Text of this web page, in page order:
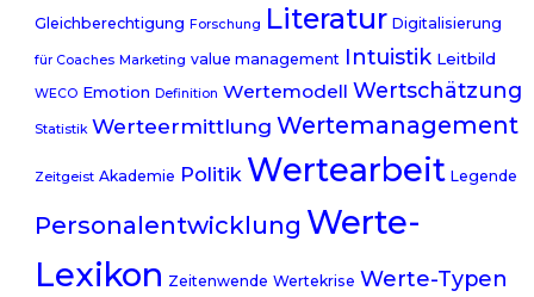
Gleichberechtigung Forschung Literatur Digitalisierung
für Coaches Marketing value management Intuistik Leitbild
WECO Emotion Definition Wertemodell Wertschätzung
Statistik Werteermittlung Wertemanagement
Zeitgeist Akademie Politik Wertearbeit Legende
Personalentwicklung Werte-
Lexikon Zeitenwende Wertekrise Werte-Typen